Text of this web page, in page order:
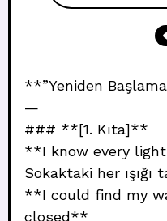
**”Yeniden
—
### **[1. Kıta]**
**I know every
Sokaktaki her ışığı
**I could find my
closed**